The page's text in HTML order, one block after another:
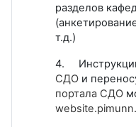
разделов
т.д.)
4.
СДО и
портала СДО